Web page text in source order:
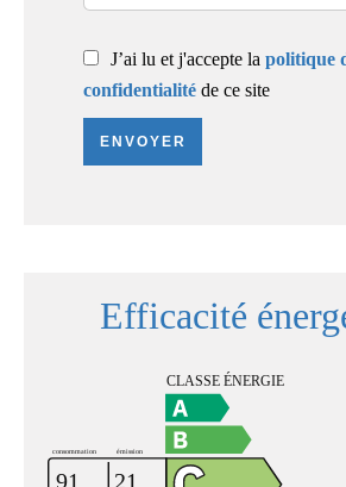
J’ai lu et j'accepte la politique
confidentialité de ce site
ENVOYER
Efficacité